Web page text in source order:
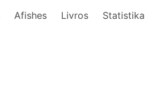
Afishes Livros Statistika